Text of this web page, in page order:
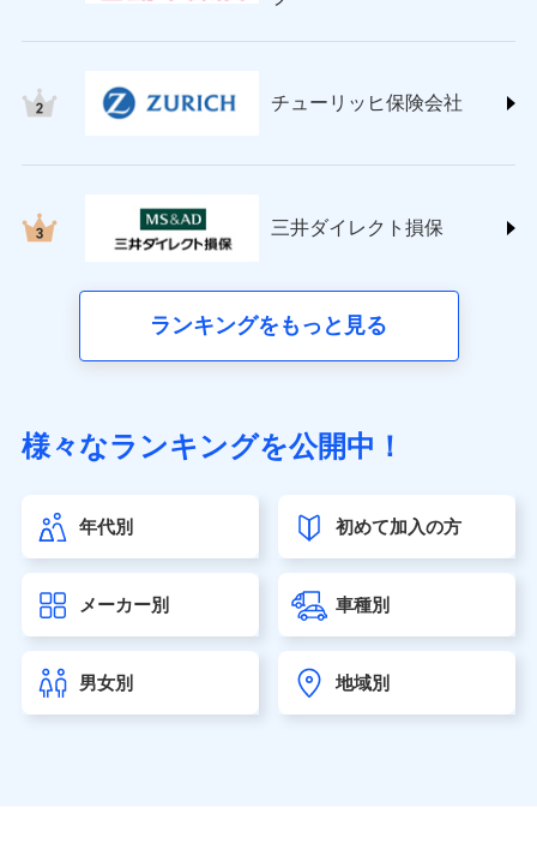
(https://www.nisshinfire.co.jp/)
(https://www.petfamilyins.co.jp/)
ins.com/)
三井ダイレクト損害保険株式会社
（https://www.sonylife.co.jp）
第一ネオ生命保険株式会社（https://neofirst.co.jp/）
大樹生命保険株式会社（https://www.taiju-life.co.jp）
seimei.co.jp）
チューリッヒ生命保険株式会社
東京海上日動あんしん生命保険株式会社
（https://www.tmn-anshin.co.jp/）
チューリッヒ保険会社
三井ダイレクト損保
ランキングをもっと見る
様々なランキングを公開中！
年代別 初めて加入の方
メーカー別 車種別
男女別 地域別